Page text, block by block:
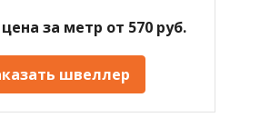
за метр от 570 руб.
швеллер